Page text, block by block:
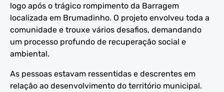
logo após o trágico rompimento da Barragem
localizada em Brumadinho. O projeto envolveu toda a
comunidade e trouxe vários desafios, demandando
um processo profundo de recuperação social e
ambiental.
As pessoas estavam ressentidas e descrentes em
relação ao desenvolvimento do território municipal.